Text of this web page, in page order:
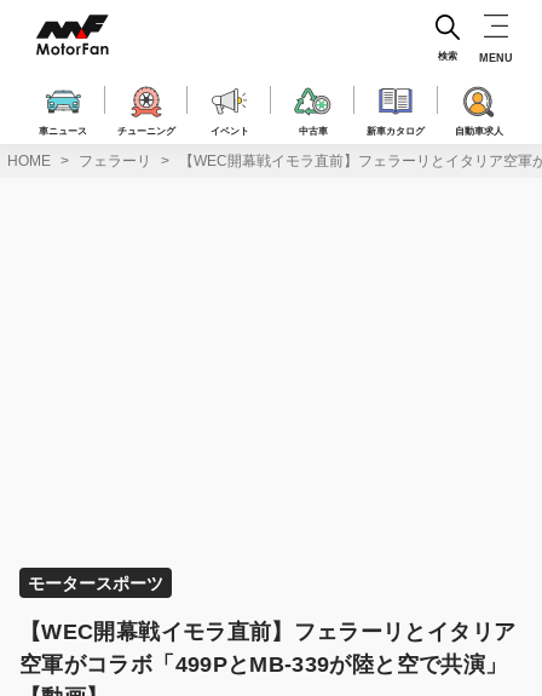
ス
車ニュース チューニング イベント 中古車 新車カタログ 自動車求人
検索 MENU
HOME フェラーリ 【WEC開幕戦イモラ直前】フェラーリとイタリア空
モータースポーツ
【WEC開幕戦イモラ直前】フェラーリとイタリア
空軍がコラボ「499PとMB-339が陸と空で共演」